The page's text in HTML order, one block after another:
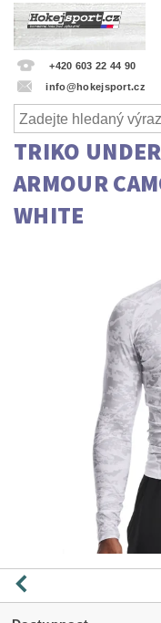
+420 603 22 44 90
info@hokejsport.cz
TRIKO
ARMOUR
WHITE